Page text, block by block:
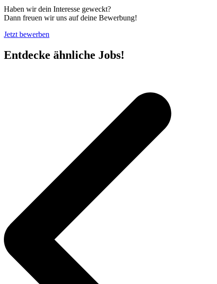
Haben wir dein Interesse geweckt?
Dann freuen wir uns auf deine Bewerbung!
Jetzt bewerben
Entdecke ähnliche Jobs!